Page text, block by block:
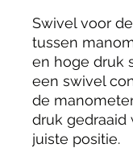
Swivel voor
tussen
en hoge druk
een swivel
de
druk gedraaid
juiste positie.